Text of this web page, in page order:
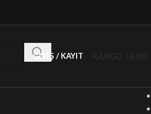
GIRIŞ / KAYIT KARGO TAKİP